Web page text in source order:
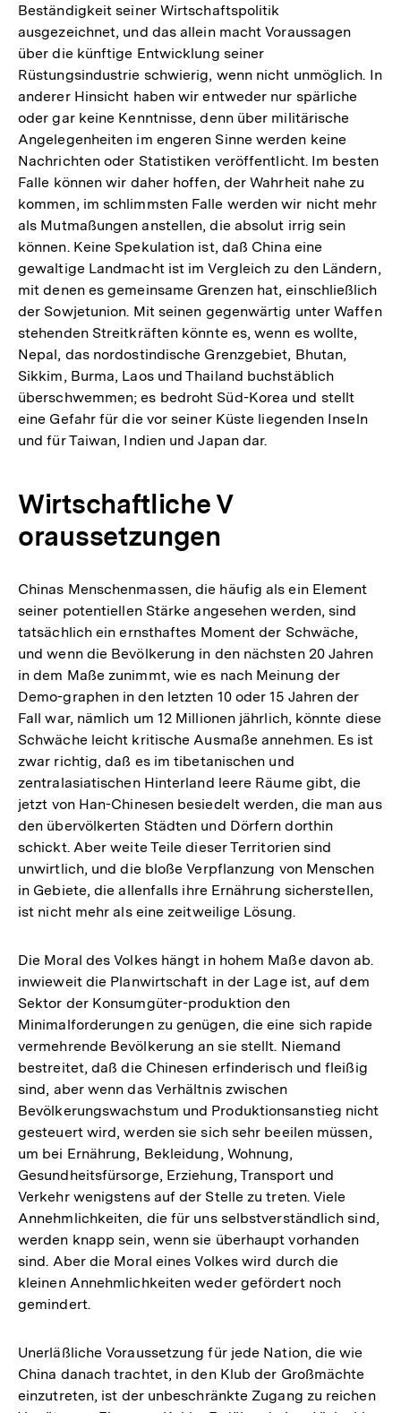
Beständigkeit seiner Wirtschaftspolitik
ausgezeichnet, und das allein macht Voraussagen
über die künftige Entwicklung seiner
Rüstungsindustrie schwierig, wenn nicht unmöglich. In
anderer Hinsicht haben wir entweder nur spärliche
oder gar keine Kenntnisse, denn über militärische
Angelegenheiten im engeren Sinne werden keine
Nachrichten oder Statistiken veröffentlicht. Im besten
Falle können wir daher hoffen, der Wahrheit nahe zu
kommen, im schlimmsten Falle werden wir nicht mehr
als Mutmaßungen anstellen, die absolut irrig sein
können. Keine Spekulation ist, daß China eine
gewaltige Landmacht ist im Vergleich zu den Ländern,
mit denen es gemeinsame Grenzen hat, einschließlich
der Sowjetunion. Mit seinen gegenwärtig unter Waffen
stehenden Streitkräften könnte es, wenn es wollte,
Nepal, das nordostindische Grenzgebiet, Bhutan,
Sikkim, Burma, Laos und Thailand buchstäblich
überschwemmen; es bedroht Süd-Korea und stellt
eine Gefahr für die vor seiner Küste liegenden Inseln
und für Taiwan, Indien und Japan dar.
Wirtschaftliche V
oraussetzungen
Chinas Menschenmassen, die häufig als ein Element
seiner potentiellen Stärke angesehen werden, sind
tatsächlich ein ernsthaftes Moment der Schwäche,
und wenn die Bevölkerung in den nächsten 20 Jahren
in dem Maße zunimmt, wie es nach Meinung der
Demo-graphen in den letzten 10 oder 15 Jahren der
Fall war, nämlich um 12 Millionen jährlich, könnte diese
Schwäche leicht kritische Ausmaße annehmen. Es ist
zwar richtig, daß es im tibetanischen und
zentralasiatischen Hinterland leere Räume gibt, die
jetzt von Han-Chinesen besiedelt werden, die man aus
den übervölkerten Städten und Dörfern dorthin
schickt. Aber weite Teile dieser Territorien sind
unwirtlich, und die bloße Verpflanzung von Menschen
in Gebiete, die allenfalls ihre Ernährung sicherstellen,
ist nicht mehr als eine zeitweilige Lösung.
Die Moral des Volkes hängt in hohem Maße davon ab.
inwieweit die Planwirtschaft in der Lage ist, auf dem
Sektor der Konsumgüter-produktion den
Minimalforderungen zu genügen, die eine sich rapide
vermehrende Bevölkerung an sie stellt. Niemand
bestreitet, daß die Chinesen erfinderisch und fleißig
sind, aber wenn das Verhältnis zwischen
Bevölkerungswachstum und Produktionsanstieg nicht
gesteuert wird, werden sie sich sehr beeilen müssen,
um bei Ernährung, Bekleidung, Wohnung,
Gesundheitsfürsorge, Erziehung, Transport und
Verkehr wenigstens auf der Stelle zu treten. Viele
Annehmlichkeiten, die für uns selbstverständlich sind,
werden knapp sein, wenn sie überhaupt vorhanden
sind. Aber die Moral eines Volkes wird durch die
kleinen Annehmlichkeiten weder gefördert noch
gemindert.
Unerläßliche Voraussetzung für jede Nation, die wie
China danach trachtet, in den Klub der Großmächte
einzutreten, ist der unbeschränkte Zugang zu reichen